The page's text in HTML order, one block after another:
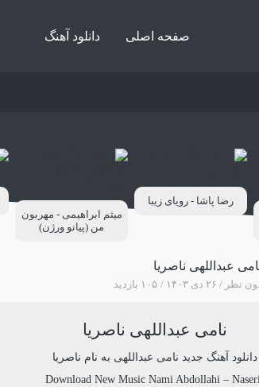
صفحه اصلی دانلود آهنگ
رضا پاشا - رویای زیبا
میثم ابراهیمی - مهربون
من (پیانو ورژن)
عبداللهی ناصریا
نظر ۲۶ دی ۱۴۰۳ ۱۰۵ بازدید
نامی عبداللهی ناصریا
دانلود آهنگ جدید نامی عبداللهی به نام ناصریا
Download New Music Nami Abdollahi–